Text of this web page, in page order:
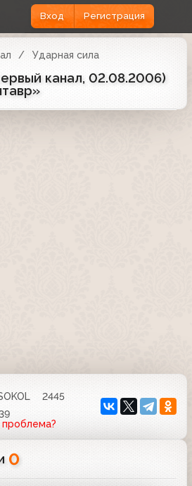
Вход Регистрация
Ударная сила
канал, 02.08.2006)
2445
проблема?
0